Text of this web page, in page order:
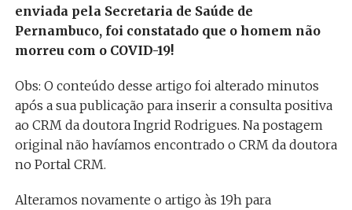
enviada pela Secretaria de Saúde de
Pernambuco, foi constatado que o homem não
morreu com o COVID-19!
Obs: O conteúdo desse artigo foi alterado minutos
após a sua publicação para inserir a consulta positiva
ao CRM da doutora Ingrid Rodrigues. Na postagem
original não havíamos encontrado o CRM da doutora
no Portal CRM.
Alteramos novamente o artigo às 19h para